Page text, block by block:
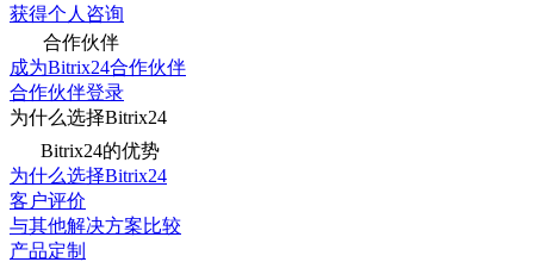
获得个人咨询
合作伙伴
成为Bitrix24合作伙伴
合作伙伴登录
为什么选择Bitrix24
Bitrix24的优势
为什么选择Bitrix24
客户评价
与其他解决方案比较
产品定制